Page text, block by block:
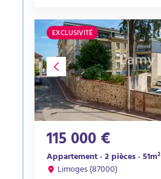
EXCLUSIVITÉ
115 000 €
Appartement · 2 pièces · 51m²
Limoges (87000)